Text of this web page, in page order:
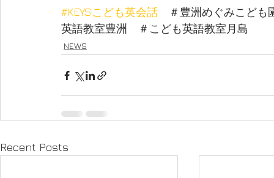
#KEYSこども英会話 ＃豊洲めぐみこども
英語教室豊洲　＃こども英語教室月島
NEWS
Recent Posts